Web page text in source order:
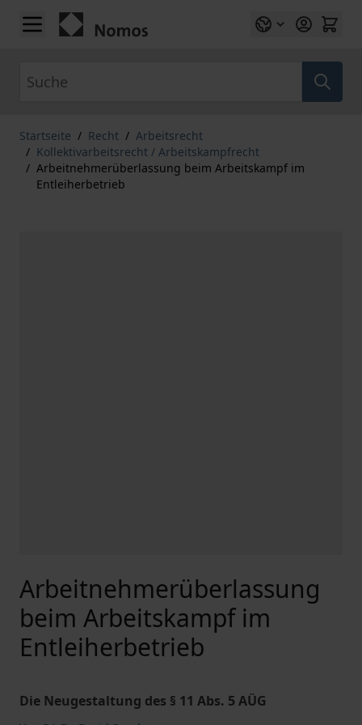
Zum Inhalt springen
Startseite / Recht / Arbeitsrecht
/ Kollektivarbeitsrecht / Arbeitskampfrecht
/ Arbeitnehmerüberlassung beim Arbeitskampf im
Entleiherbetrieb
Arbeitnehmerüberlassung
beim Arbeitskampf im
Entleiherbetrieb
Die Neugestaltung des § 11 Abs. 5 AÜG